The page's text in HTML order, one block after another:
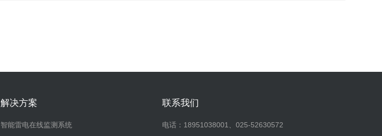
解决方案
智能雷电在线监测系统
联系我们
电话：18951038001、025-52630572